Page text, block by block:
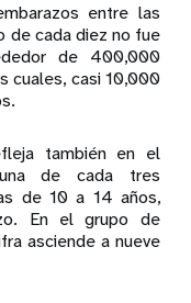
entre las
de cada diez no fue
de 400,000
cuales, casi 10,000
también en el
de cada tres
de 10 a 14 años,
En el grupo de
asciende a nueve